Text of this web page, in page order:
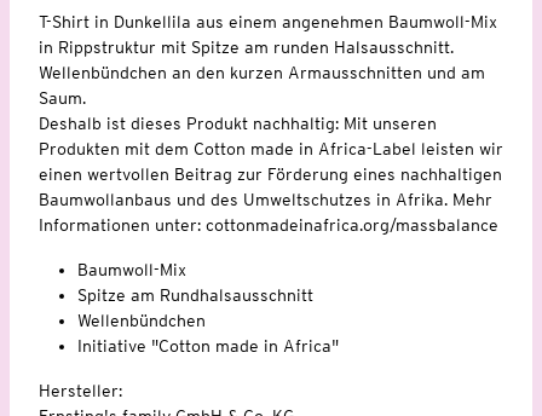
T-Shirt in Dunkellila aus einem angenehmen Baumwoll-Mix
in Rippstruktur mit Spitze am runden Halsausschnitt.
Wellenbündchen an den kurzen Armausschnitten und am
Saum.
Deshalb ist dieses Produkt nachhaltig: Mit unseren
Produkten mit dem Cotton made in Africa-Label leisten wir
einen wertvollen Beitrag zur Förderung eines nachhaltigen
Baumwollanbaus und des Umweltschutzes in Afrika. Mehr
Informationen unter: cottonmadeinafrica.org/massbalance
Baumwoll-Mix
Spitze am Rundhalsausschnitt
Wellenbündchen
Initiative "Cotton made in Africa"
Hersteller: